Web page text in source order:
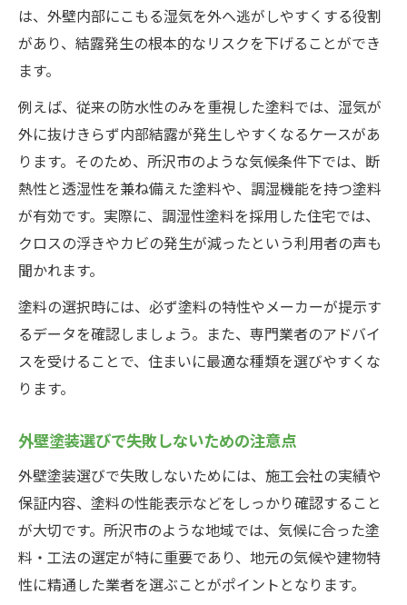
は、外壁内部にこもる湿気を外へ逃がしやすくする役割
があり、結露発生の根本的なリスクを下げることができ
ます。
例えば、従来の防水性のみを重視した塗料では、湿気が
外に抜けきらず内部結露が発生しやすくなるケースがあ
ります。そのため、所沢市のような気候条件下では、断
熱性と透湿性を兼ね備えた塗料や、調湿機能を持つ塗料
が有効です。実際に、調湿性塗料を採用した住宅では、
クロスの浮きやカビの発生が減ったという利用者の声も
聞かれます。
塗料の選択時には、必ず塗料の特性やメーカーが提示す
るデータを確認しましょう。また、専門業者のアドバイ
スを受けることで、住まいに最適な種類を選びやすくな
ります。
外壁塗装選びで失敗しないための注意点
外壁塗装選びで失敗しないためには、施工会社の実績や
保証内容、塗料の性能表示などをしっかり確認すること
が大切です。所沢市のような地域では、気候に合った塗
料・工法の選定が特に重要であり、地元の気候や建物特
性に精通した業者を選ぶことがポイントとなります。